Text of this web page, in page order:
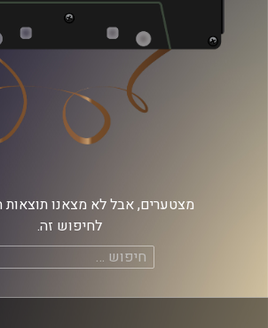
מצטערים, אבל לא מצאנו תוצאות
לחיפוש זה.
חיפוש: